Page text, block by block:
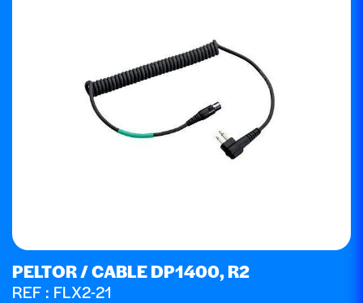
PELTOR / CABLE DP1400, R2
REF : FLX2-21